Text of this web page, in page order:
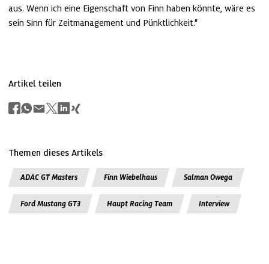
aus. Wenn ich eine Eigenschaft von Finn haben könnte, wäre es
sein Sinn für Zeitmanagement und Pünktlichkeit.“
Artikel teilen
Themen dieses Artikels
ADAC GT Masters Finn Wiebelhaus Salman Owega
Ford Mustang GT3 Haupt Racing Team Interview